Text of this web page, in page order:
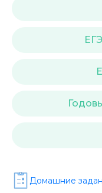
Домашние
Подача
Уровень